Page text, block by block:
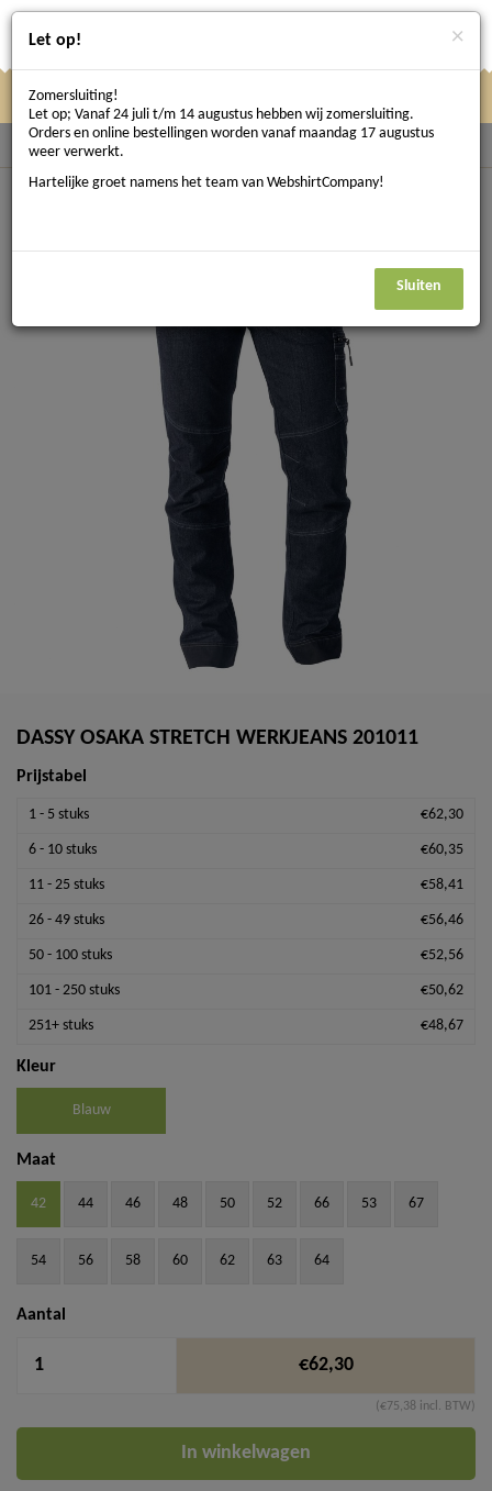
hier
Terug naar Werkbroeken
DASSY OSAKA STRETCH WERKJEANS 201011
Prijstabel
1 - 5 stuks €62,30
6 - 10 stuks €60,35
11 - 25 stuks €58,41
26 - 49 stuks €56,46
50 - 100 stuks €52,56
101 - 250 stuks €50,62
251+ stuks €48,67
Kleur
Blauw
Maat
42 44 46 48 50 52 66 53 67
54 56 58 60 62 63 64
Aantal
€62,30
(€75,38 incl. BTW)
In winkelwagen
Let op! ×
Zomersluiting!
Let op; Vanaf 24 juli t/m 14 augustus hebben wij zomersluiting.
Orders en online bestellingen worden vanaf maandag 17 augustus
weer verwerkt.
Hartelijke groet namens het team van WebshirtCompany!
Sluiten